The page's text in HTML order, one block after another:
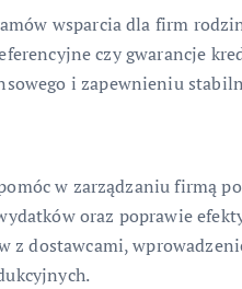
wsparcia dla firm
czy gwarancje
i zapewnieniu
w zarządzaniu firmą
oraz poprawie
z dostawcami,